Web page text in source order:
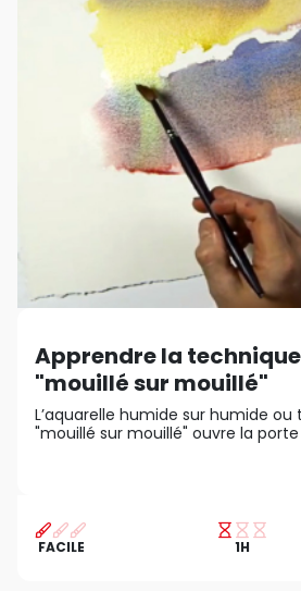
Apprendre la
"mouillé sur mouillé"
L’aquarelle humide sur humide
"mouillé sur mouillé" ouvre la porte
FACILE 1H